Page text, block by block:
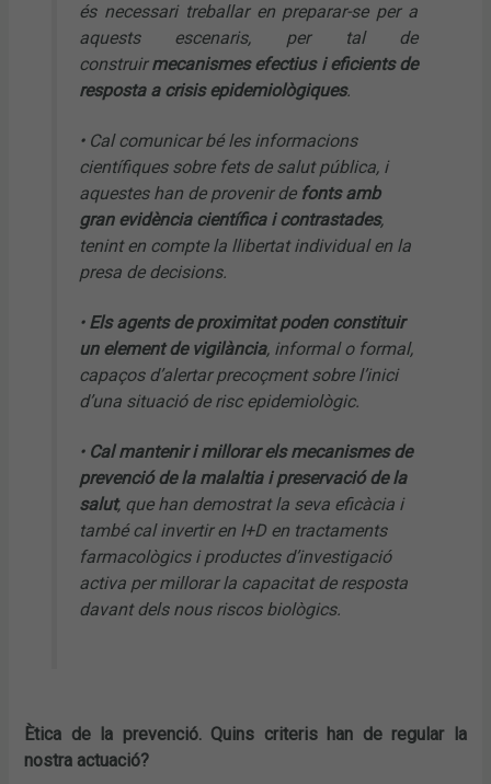
és necessari treballar en preparar-se per a
aquests escenaris, per tal de
construirmecanismes efectius i eficients de
resposta a crisis epidemiològiques.
• Cal comunicar bé les informacions
científiques sobre fets de salut pública, i
aquestes han de provenir de fonts amb
gran evidència científica i contrastades,
tenint en compte la llibertat individual en la
presa de decisions.
• Els agents de proximitat poden constituir
un element de vigilància, informal o formal,
capaços d’alertar precoçment sobre l’inici
d’una situació de risc epidemiològic.
• Cal mantenir i millorar els mecanismes de
prevenció de la malaltia i preservació de la
salut, que han demostrat la seva eficàcia i
també cal invertir en I+D en tractaments
farmacològics i productes d’investigació
activa per millorar la capacitat de resposta
davant dels nous riscos biològics.
Ètica de la prevenció. Quins criteris han de regular la
nostra actuació?